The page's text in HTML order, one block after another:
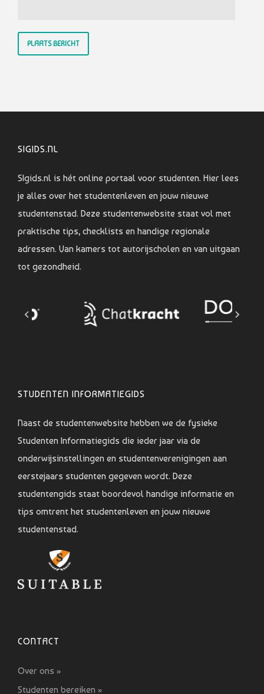
SIGIDS.NL
SIgids.nl is hét online portaal voor studenten. Hier lees
je alles over het studentenleven en jouw nieuwe
studentenstad. Deze studentenwebsite staat vol met
praktische tips, checklists en handige regionale
adressen. Van kamers tot autorijscholen en van uitgaan
tot gezondheid.
STUDENTEN INFORMATIEGIDS
Naast de studentenwebsite hebben we de fysieke
Studenten Informatiegids die ieder jaar via de
onderwijsinstellingen en studentenverenigingen aan
eerstejaars studenten gegeven wordt. Deze
studentengids staat boordevol handige informatie en
tips omtrent het studentenleven en jouw nieuwe
studentenstad.
CONTACT
Over ons »
Studenten bereiken »